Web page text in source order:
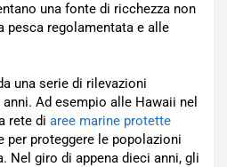
una fonte di ricchezza non
pesca regolamentata e alle
una serie di rilevazioni
Ad esempio alle Hawaii nel
rete di aree marine protette
per proteggere le popolazioni
Nel giro di appena dieci anni, gli